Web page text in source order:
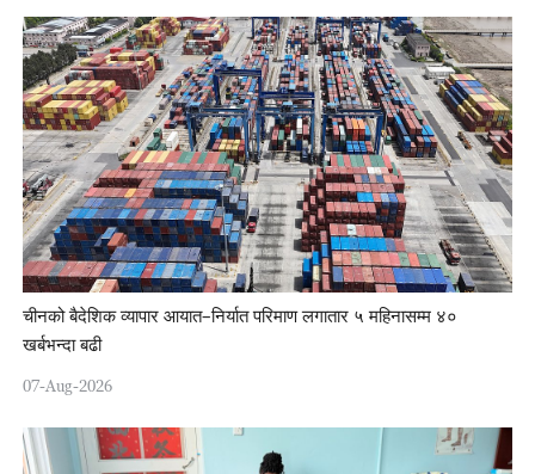
चीनको बैदेशिक व्यापार आयात–निर्यात परिमाण लगातार ५ महिनासम्म ४०
खर्बभन्दा बढी
07-Aug-2026